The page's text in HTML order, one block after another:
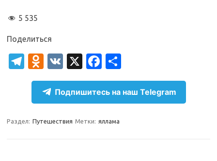
5 535
Поделиться
T
el
gr
a
O
d
n
o
kl
V
K
X
Fa
c
e
b
o
т
п
р
Подпишитесь на наш Telegram
Раздел: Путешествия Метки: яллама